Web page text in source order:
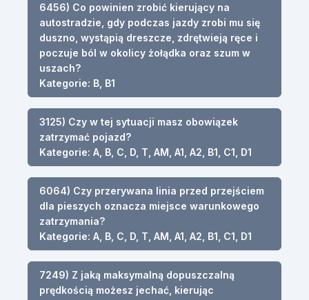
6456) Co powinien zrobić kierujący na
autostradzie, gdy podczas jazdy zrobi mu się
duszno, wystąpią dreszcze, zdrętwieją ręce i
poczuje ból w okolicy żołądka oraz szum w
uszach?
Kategorie: B, B1
3125) Czy w tej sytuacji masz obowiązek
zatrzymać pojazd?
Kategorie: A, B, C, D, T, AM, A1, A2, B1, C1, D1
6064) Czy przerywana linia przed przejściem
dla pieszych oznacza miejsce warunkowego
zatrzymania?
Kategorie: A, B, C, D, T, AM, A1, A2, B1, C1, D1
7249) Z jaką maksymalną dopuszczalną
prędkością możesz jechać, kierując